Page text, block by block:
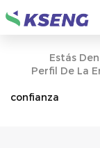
Estás
Perfil De La
confianza